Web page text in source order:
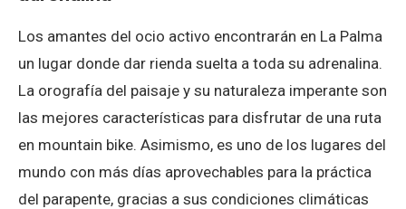
Los amantes del ocio activo encontrarán en La Palma
un lugar donde dar rienda suelta a toda su adrenalina.
La orografía del paisaje y su naturaleza imperante son
las mejores características para disfrutar de una ruta
en mountain bike. Asimismo, es uno de los lugares del
mundo con más días aprovechables para la práctica
del parapente, gracias a sus condiciones climáticas